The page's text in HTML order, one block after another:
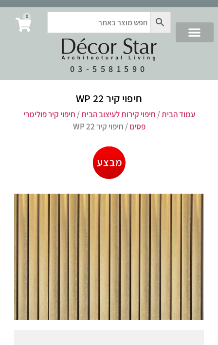
03-5581590
0
חיפוי קיר WP 22
עמוד הבית/ חיפוי קירות לעיצוב הבית/ חיפוי קיר פולימרי
פסים/ חיפוי קיר WP 22